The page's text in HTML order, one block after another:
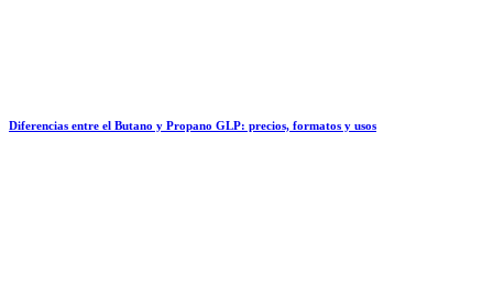
Diferencias entre el Butano y Propano GLP: precios, formatos y usos